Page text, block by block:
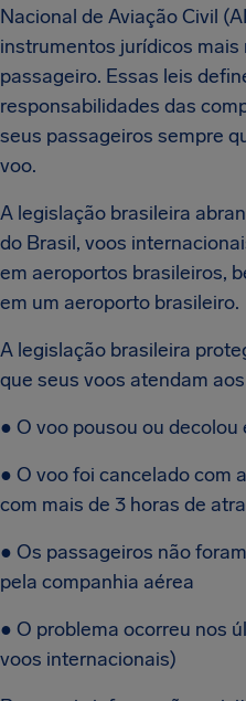
Nacional de Aviação Civil
instrumentos jurídicos
passageiro. Essas leis
responsabilidades das
seus passageiros sempre
voo.
A legislação brasileira
do Brasil, voos
em aeroportos brasileiros,
em um aeroporto brasileiro.
A legislação brasileira
que seus voos atendam
● O voo pousou ou
● O voo foi cancelado com
com mais de 3 horas de
● Os passageiros não
pela companhia aérea
● O problema ocorreu nos
voos internacionais)